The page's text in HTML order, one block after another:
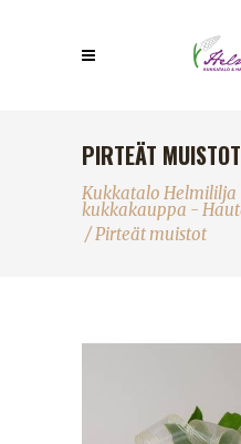
PIRTEÄT MUISTOT
Kukkatalo
kukkakauppa -
/Pirteät muistot